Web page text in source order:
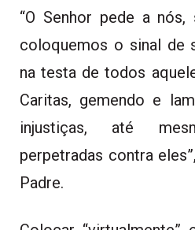
“O Senhor pede a nós,
coloquemos o sinal de
na testa de todos
Caritas, gemendo e
injustiças, até
perpetradas contra
Padre.